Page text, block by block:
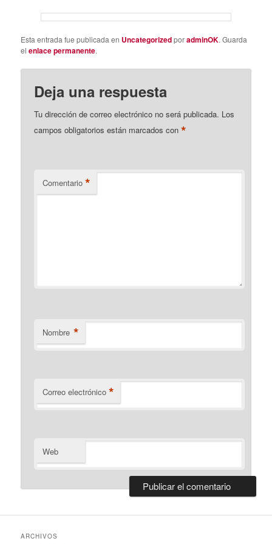
Esta entrada fue publicada en UncategorizedporadminOK. Guarda
elenlace permanente.
Deja una respuesta
Tu dirección de correo electrónico no será publicada. Los
campos obligatorios están marcados con*
Comentario *
Nombre *
Correo electrónico *
Web
ARCHIVOS